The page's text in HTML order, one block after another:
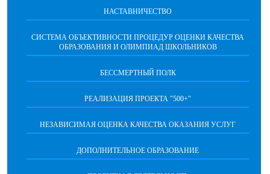
НАСТАВНИЧЕСТВО
CИСТЕМА ОБЪЕКТИВНОСТИ ПРОЦЕДУР ОЦЕНКИ КАЧЕСТВА
ОБРАЗОВАНИЯ И ОЛИМПИАД ШКОЛЬНИКОВ
БЕССМЕРТНЫЙ ПОЛК
РЕАЛИЗАЦИЯ ПРОЕКТА "500+"
НЕЗАВИСИМАЯ ОЦЕНКА КАЧЕСТВА ОКАЗАНИЯ УСЛУГ
ДОПОЛНИТЕЛЬНОЕ ОБРАЗОВАНИЕ